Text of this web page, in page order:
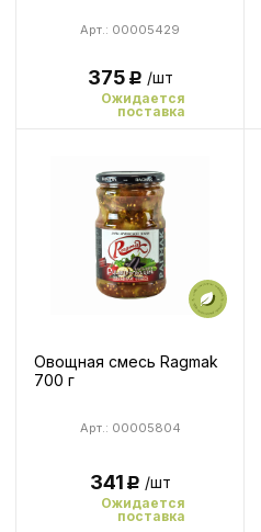
Арт.: 00005429
375Р /шт
Ожидается
поставка
Овощная смесь Ragmak
700 г
Арт.: 00005804
341Р /шт
Ожидается
поставка